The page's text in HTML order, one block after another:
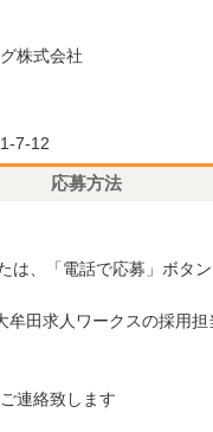
株式会社
7-12
応募方法
は、「電話で応募」ボタ
牟田求人ワークスの採用
連絡致します